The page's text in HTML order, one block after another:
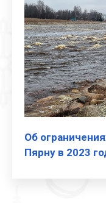
Об
Пярну в 2023